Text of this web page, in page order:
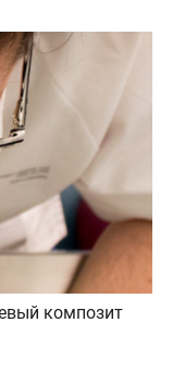
композит